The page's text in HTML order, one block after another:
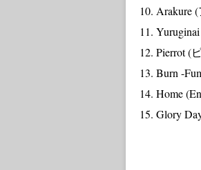
10. Arakure
11.
12. Pierrot (
13. Burn -
14. Home
15. Glory